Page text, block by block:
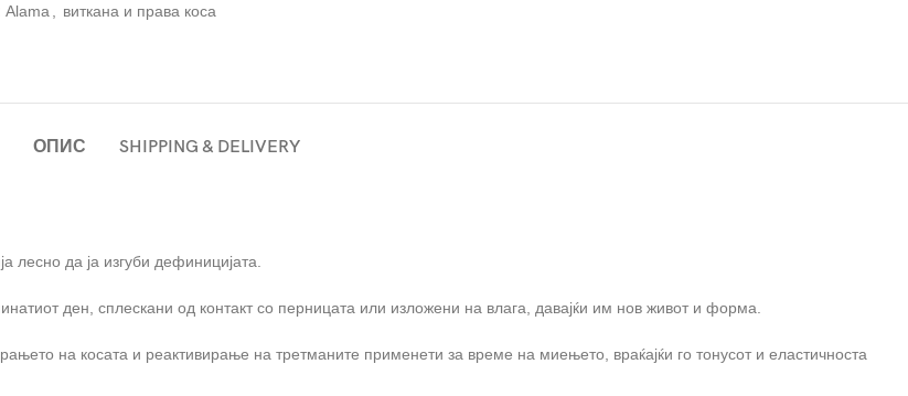
Alama
виткана и права коса
ОПИС SHIPPING & DELIVERY
лесно да ја изгуби дефиницијата.
ден, сплескани од контакт со перницата или изложени на влага, давајќи им нов живот и форма.
на косата и реактивирање на третманите применети за време на миењето, враќајќи го тонусот и еластичноста